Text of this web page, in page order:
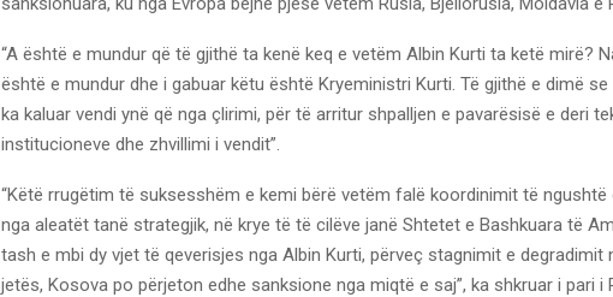
“A është e mundur që të gjithë ta kenë keq e vetëm Albin Kurti ta ketë mirë?
është e mundur dhe i gabuar këtu është Kryeministri Kurti. Të gjithë e dimë
ka kaluar vendi ynë që nga çlirimi, për të arritur shpalljen e pavarësisë e deri
institucioneve dhe zhvillimi i vendit”.
“Këtë rrugëtim të suksesshëm e kemi bërë vetëm falë koordinimit të
nga aleatët tanë strategjik, në krye të të cilëve janë Shtetet e Bashkuara të
tash e mbi dy vjet të qeverisjes nga Albin Kurti, përveç stagnimit e degradimit
jetës, Kosova po përjeton edhe sanksione nga miqtë e saj”, ka shkruar i pari i